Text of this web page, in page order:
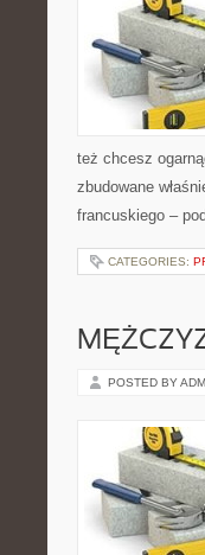
też chcesz
zbudowane
francuskiego –
CATEGORIES:
POSTED BY